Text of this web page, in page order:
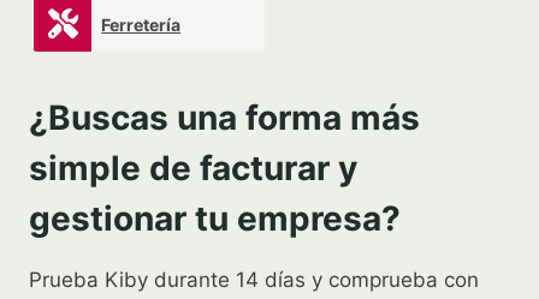
Ferretería
¿Buscas una forma más
simple de facturar y
gestionar tu empresa?
Prueba Kiby durante 14 días y comprueba con